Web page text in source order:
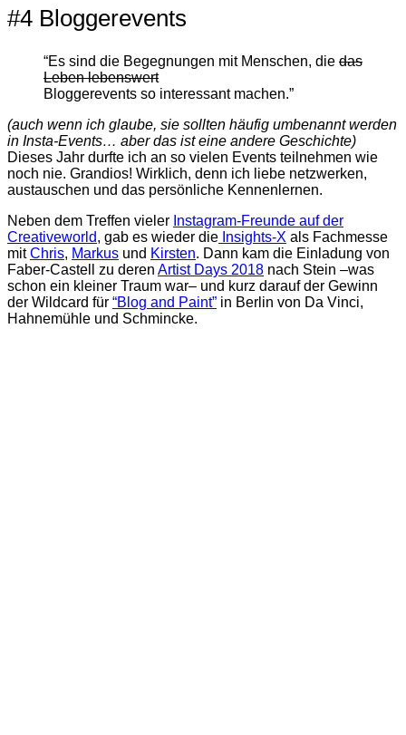
#4 Bloggerevents
“Es sind die Begegnungen mit Menschen, die das
Leben lebenswert
Bloggerevents so interessant machen.”
(auch wenn ich glaube, sie sollten häufig umbenannt werden
in Insta-Events… aber das ist eine andere Geschichte)
Dieses Jahr durfte ich an so vielen Events teilnehmen wie
noch nie. Grandios! Wirklich, denn ich liebe netzwerken,
austauschen und das persönliche Kennenlernen.
Neben dem Treffen vieler Instagram-Freunde auf der
Creativeworld, gab es wieder die Insights-X als Fachmesse
mitChris, Markus und Kirsten. Dann kam die Einladung von
Faber-Castell zu deren Artist Days 2018 nach Stein –was
schon ein kleiner Traum war– und kurz darauf der Gewinn
der Wildcard für “Blog and Paint” in Berlin von Da Vinci,
Hahnemühle und Schmincke.